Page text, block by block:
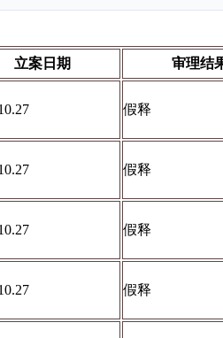
立案日期 审理结
假释
假释
假释
假释